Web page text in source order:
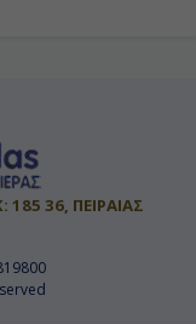
Κονγκ, Κίνα
06:30
Αποβίβαση
36, ΠΕΙΡΑΙΑΣ